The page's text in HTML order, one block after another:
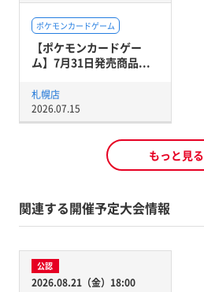
ポケモンカードゲーム
【ポケモンカードゲー
ム】7月31日発売商品...
札幌店
2026.07.15
もっと見る
関連する開催予定大会情報
公認
2026.08.21（金）18:00